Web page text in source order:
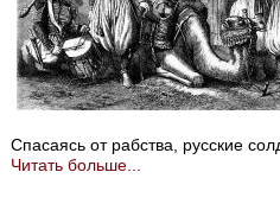
Спасаясь от рабства, русские
Читать больше...